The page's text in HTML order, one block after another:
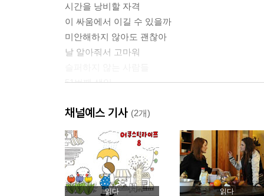
시간을 낭비할 자격
이 싸움에서 이길 수 있을까
미안해하지 않아도 괜찮아
날 알아줘서 고마워
51번째 생일
그들의 삶은 계속되어야 한다
나를 포기하지 말아줘
홀로 정지된 시간
오직 이 순간을 산다
아기 천사의 축복
아주 아주 느린 시계
채널예스 기사 (2개)
읽다 읽다